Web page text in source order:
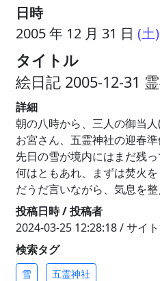
日時
2005 年 12 月 31 日 (土)
タイトル
絵日記 2005-12-31
詳細
朝の八時から、三人の御当
お宮さん、五霊神社の迎春準
先日の雪が境内にはまだ残っ
何はともあれ、まずは焚火
だうだ言いながら、気息を整
投稿日時 / 投稿者
2024-03-25 12:28:18 / サイ
検索タグ
雪 五霊神社